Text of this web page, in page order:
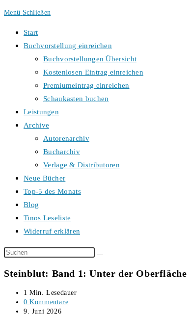
Menü Schließen
Start
Buchvorstellung einreichen
Buchvorstellungen Übersicht
Kostenlosen Eintrag einreichen
Premiumeintrag einreichen
Schaukasten buchen
Leistungen
Archive
Autorenarchiv
Bucharchiv
Verlage & Distributoren
Neue Bücher
Top-5 des Monats
Blog
Tinos Leseliste
Widerruf erklären
Diese
durchsuchen
Steinblut: Band 1: Unter der Oberfläche
Lesedauer:
1 Min. Lesedauer
Beitrags-
Kommentare:
0 Kommentare
Beitrag
9. Juni 2026